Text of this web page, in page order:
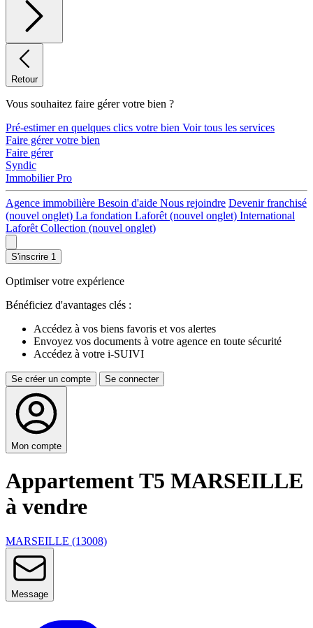
Retour
Vous souhaitez faire gérer votre bien ?
Pré-estimer en quelques clics votre bien Voir tous les services
Faire gérer votre bien
Faire gérer
Syndic
Immobilier Pro
Agence immobilière Besoin d'aide Nous rejoindre Devenir franchisé
(nouvel onglet) La fondation Laforêt (nouvel onglet) International
Laforêt Collection (nouvel onglet)
S'inscrire 1
Optimiser votre expérience
Bénéficiez d'avantages clés :
Accédez à vos biens favoris et vos alertes
Envoyez vos documents à votre agence en toute sécurité
Accédez à votre i-SUIVI
Se créer un compte Se connecter
Mon compte
Appartement T5 MARSEILLE
à vendre
MARSEILLE (13008)
Message